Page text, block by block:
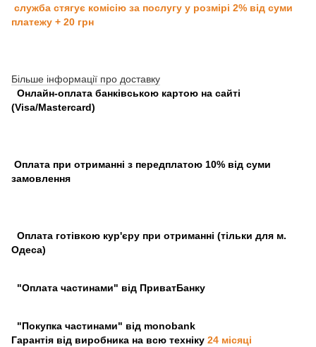
служба стягує комісію за послугу у розмірі 2% від суми
платежу + 20 грн
Більше інформації про доставку
Онлайн-оплата банківською картою на сайті
(Visa/Mastercard)
Оплата при отриманні з передплатою 10% від суми
замовлення
Оплата готівкою кур'єру при отриманні (тільки для м.
Одеса)
"Оплата частинами" від ПриватБанку
"Покупка частинами" від monobank
Гарантія від виробника на всю техніку 24 місяці